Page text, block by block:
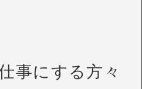
事にする方々